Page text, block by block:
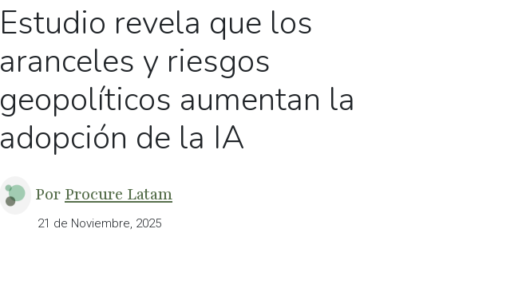
Estudio revela que los
aranceles y riesgos
geopolíticos aumentan la
adopción de la IA
Por Procure Latam
21 de Noviembre, 2025